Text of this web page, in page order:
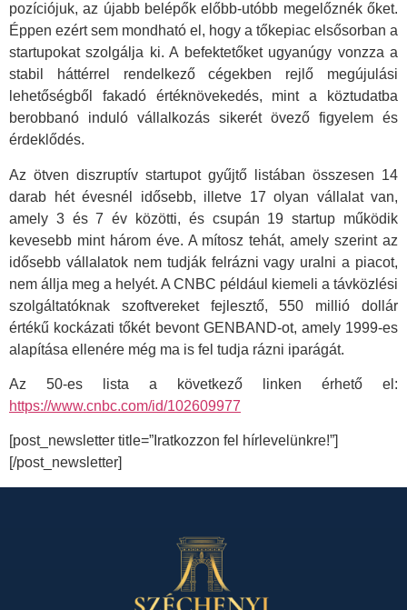
pozíciójuk, az újabb belépők előbb-utóbb megelőznék őket.
Éppen ezért sem mondható el, hogy a tőkepiac elsősorban a
startupokat szolgálja ki. A befektetőket ugyanúgy vonzza a
stabil háttérrel rendelkező cégekben rejlő megújulási
lehetőségből fakadó értéknövekedés, mint a köztudatba
berobbanó induló vállalkozás sikerét övező figyelem és
érdeklődés.
Az ötven diszruptív startupot gyűjtő listában összesen 14
darab hét évesnél idősebb, illetve 17 olyan vállalat van,
amely 3 és 7 év közötti, és csupán 19 startup működik
kevesebb mint három éve. A mítosz tehát, amely szerint az
idősebb vállalatok nem tudják felrázni vagy uralni a piacot,
nem állja meg a helyét. A CNBC például kiemeli a távközlési
szolgáltatóknak szoftvereket fejlesztő, 550 millió dollár
értékű kockázati tőkét bevont GENBAND-ot, amely 1999-es
alapítása ellenére még ma is fel tudja rázni iparágát.
Az 50-es lista a következő linken érhető el:
https://www.cnbc.com/id/102609977
[post_newsletter title=”Iratkozzon fel hírlevelünkre!”]
[/post_newsletter]